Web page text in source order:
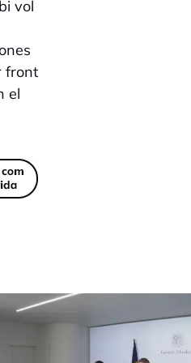
vol
front
el